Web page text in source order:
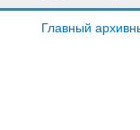
Главный